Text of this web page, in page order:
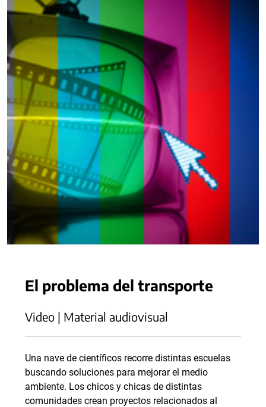
El problema del transporte
Video | Material audiovisual
Una nave de científicos recorre distintas escuelas
buscando soluciones para mejorar el medio
ambiente. Los chicos y chicas de distintas
comunidades crean proyectos relacionados al